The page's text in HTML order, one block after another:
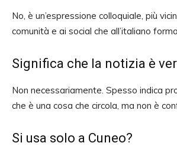
No, è un’espressione colloquiale, più
comunità e ai social che all’italiano
Significa che la notizia è
Non necessariamente. Spesso indica
che è una cosa che circola, ma non è
Si usa solo a Cuneo?